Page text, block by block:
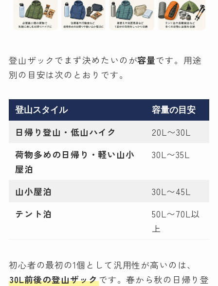
登山ザックでまず決めたいのが容量です。用途
別の目安は次のとおりです。
登山スタイル 容量の目安
日帰り登山・低山ハイク
20L〜30L
荷物多めの日帰り・軽い山小
屋泊
30L〜35L
山小屋泊
30L〜45L
テント泊
50L〜70L以
上
初心者の最初の1個として汎用性が高いのは、
30L前後の登山ザックです。春から秋の日帰り登